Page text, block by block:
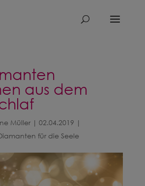
aus dem
Müller| 02.04.2019 |
für die Seele